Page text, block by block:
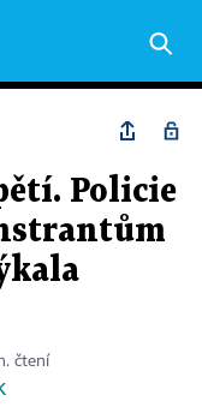
Policie
čtení